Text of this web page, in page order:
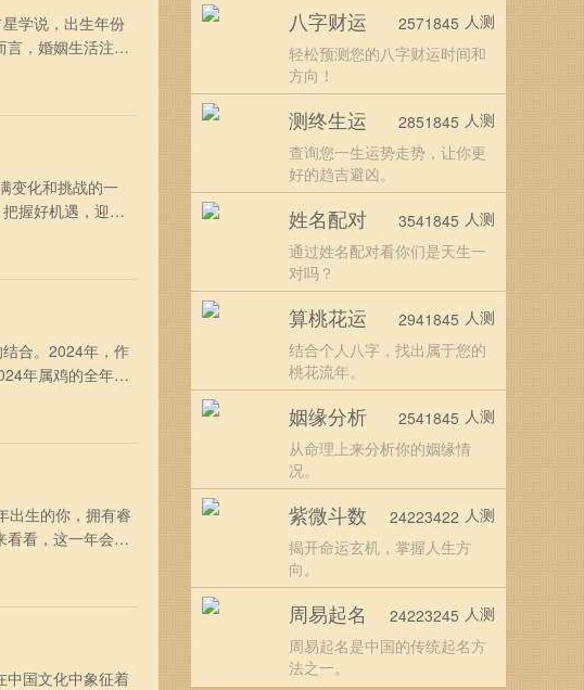
学说，出生年份
言，婚姻生活注定
变化和挑战的一
握好机遇，迎接
合。2024年，作
年属鸡的全年运
生的你，拥有睿
看看，这一年会为
国文化中象征着
八字财运
轻松预测您的八字财运时间和
方向！
2571845 人测
测终生运
查询您一生运势走势，让你更
好的趋吉避凶。
2851845 人测
姓名配对
通过姓名配对看你们是天生一
对吗？
3541845 人测
算桃花运
结合个人八字，找出属于您的
桃花流年。
2941845 人测
姻缘分析
从命理上来分析你的姻缘情
况。
2541845 人测
紫微斗数
揭开命运玄机，掌握人生方
向。
24223422 人测
周易起名
周易起名是中国的传统起名方
法之一。
24223245 人测